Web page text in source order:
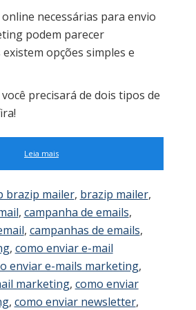
necessárias para envio
podem parecer
opções simples e
precisará de dois tipos de
Leia mais
brazip mailer, brazip mailer,
, campanha de emails,
, campanhas de emails,
, como enviar e-mail
enviar e-mails marketing,
marketing, como enviar
, como enviar newsletter,